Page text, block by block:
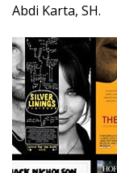
Abdi Karta, SH.